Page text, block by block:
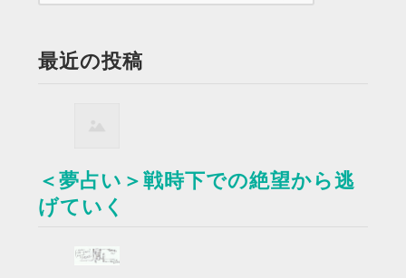
最近の投稿
＜夢占い＞戦時下での絶望から逃
げていく